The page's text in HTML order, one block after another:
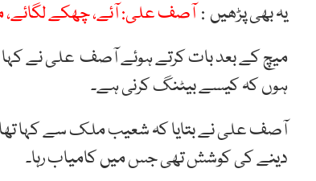
یہ بھی پڑھیں :آصف علی: آئے، چھکے لگائے،
میچ کے بعد بات کرتے ہوئے آصف علی نے کہا
ہوں کہ کیسے بیٹنگ کرنی ہے۔
دینے کی کوشش تھی جس میں کامیاب رہا۔